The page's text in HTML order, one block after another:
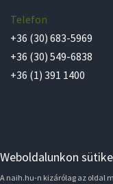
Telefon
+36 (30) 683-5969
+36 (30) 549-6838
+36 (1) 391 1400
Weboldalunkon
A naih.hu-n kizárólag az oldal